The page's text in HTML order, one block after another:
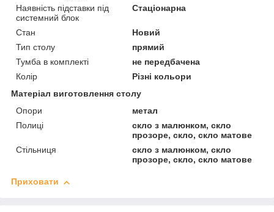
Наявність підставки під
системний блок
Стаціонарна
Стан
Новий
Тип столу
прямий
Тумба в комплекті
не передбачена
Колір
Різні кольори
Матеріал виготовлення столу
Опори
метал
Полиці
скло з малюнком, скло
прозоре, скло, скло матове
Стільниця
скло з малюнком, скло
прозоре, скло, скло матове
Приховати